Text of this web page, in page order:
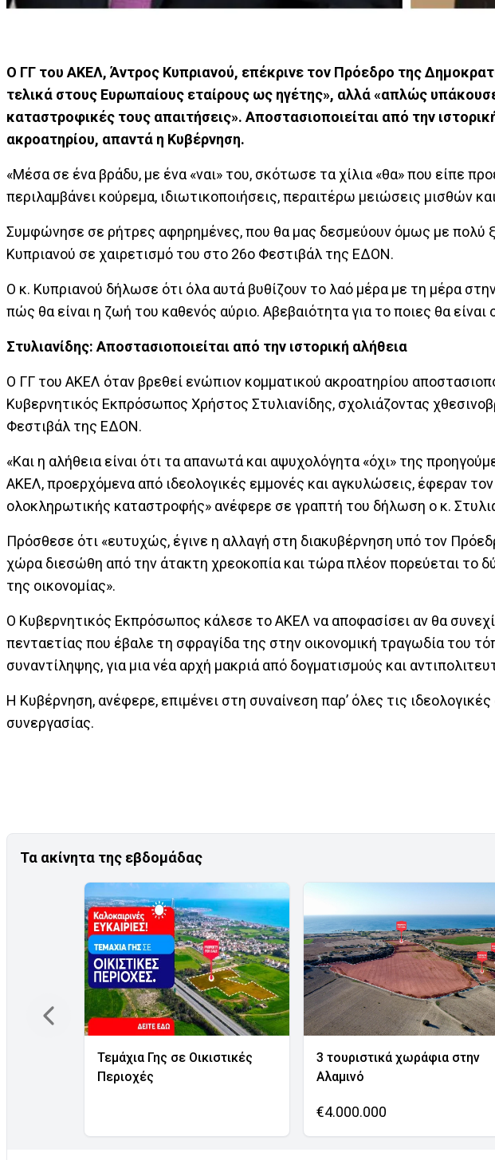
Ο ΓΓ του ΑΚΕΛ, Άντρος Κυπριανού, επέκρινε τον Πρόεδρο της
τελικά στους Ευρωπαίους εταίρους ως ηγέτης», αλλά «απλώς
καταστροφικές τους απαιτήσεις». Αποστασιοποιείται από την
ακροατηρίου, απαντά η Κυβέρνηση.
«Μέσα σε ένα βράδυ, με ένα «ναι» του, σκότωσε τα χίλια «θα» που είπε
περιλαμβάνει κούρεμα, ιδιωτικοποιήσεις, περαιτέρω μειώσεις μισθών
Συμφώνησε σε ρήτρες αφηρημένες, που θα μας δεσμεύουν όμως με πολύ
Κυπριανού σε χαιρετισμό του στο 26ο Φεστιβάλ της ΕΔΟΝ.
Ο κ. Κυπριανού δήλωσε ότι όλα αυτά βυθίζουν το λαό μέρα με τη μέρα
πώς θα είναι η ζωή του καθενός αύριο. Αβεβαιότητα για το ποιες θα είναι
Στυλιανίδης: Αποστασιοποιείται από την ιστορική αλήθεια
Ο ΓΓ του ΑΚΕΛ όταν βρεθεί ενώπιον κομματικού ακροατηρίου
Κυβερνητικός Εκπρόσωπος Χρήστος Στυλιανίδης, σχολιάζοντας
Φεστιβάλ της ΕΔΟΝ.
«Και η αλήθεια είναι ότι τα απανωτά και αψυχολόγητα «όχι» της
ΑΚΕΛ, προερχόμενα από ιδεολογικές εμμονές και αγκυλώσεις, έφεραν
ολοκληρωτικής καταστροφής» ανέφερε σε γραπτή του δήλωση ο κ.
Πρόσθεσε ότι «ευτυχώς, έγινε η αλλαγή στη διακυβέρνηση υπό τον
χώρα διεσώθη από την άτακτη χρεοκοπία και τώρα πλέον πορεύεται το
της οικονομίας».
Ο Κυβερνητικός Εκπρόσωπος κάλεσε το ΑΚΕΛ να αποφασίσει αν θα
πενταετίας που έβαλε τη σφραγίδα της στην οικονομική τραγωδία του
συναντίληψης, για μια νέα αρχή μακριά από δογματισμούς και
Η Κυβέρνηση, ανέφερε, επιμένει στη συναίνεση παρ’ όλες τις
συνεργασίας.
Τα ακίνητα της εβδομάδας
Τεμάχια Γης σε Οικιστικές
Περιοχές
3 τουριστικά χωράφια στην
Αλαμινό
€4.000.000